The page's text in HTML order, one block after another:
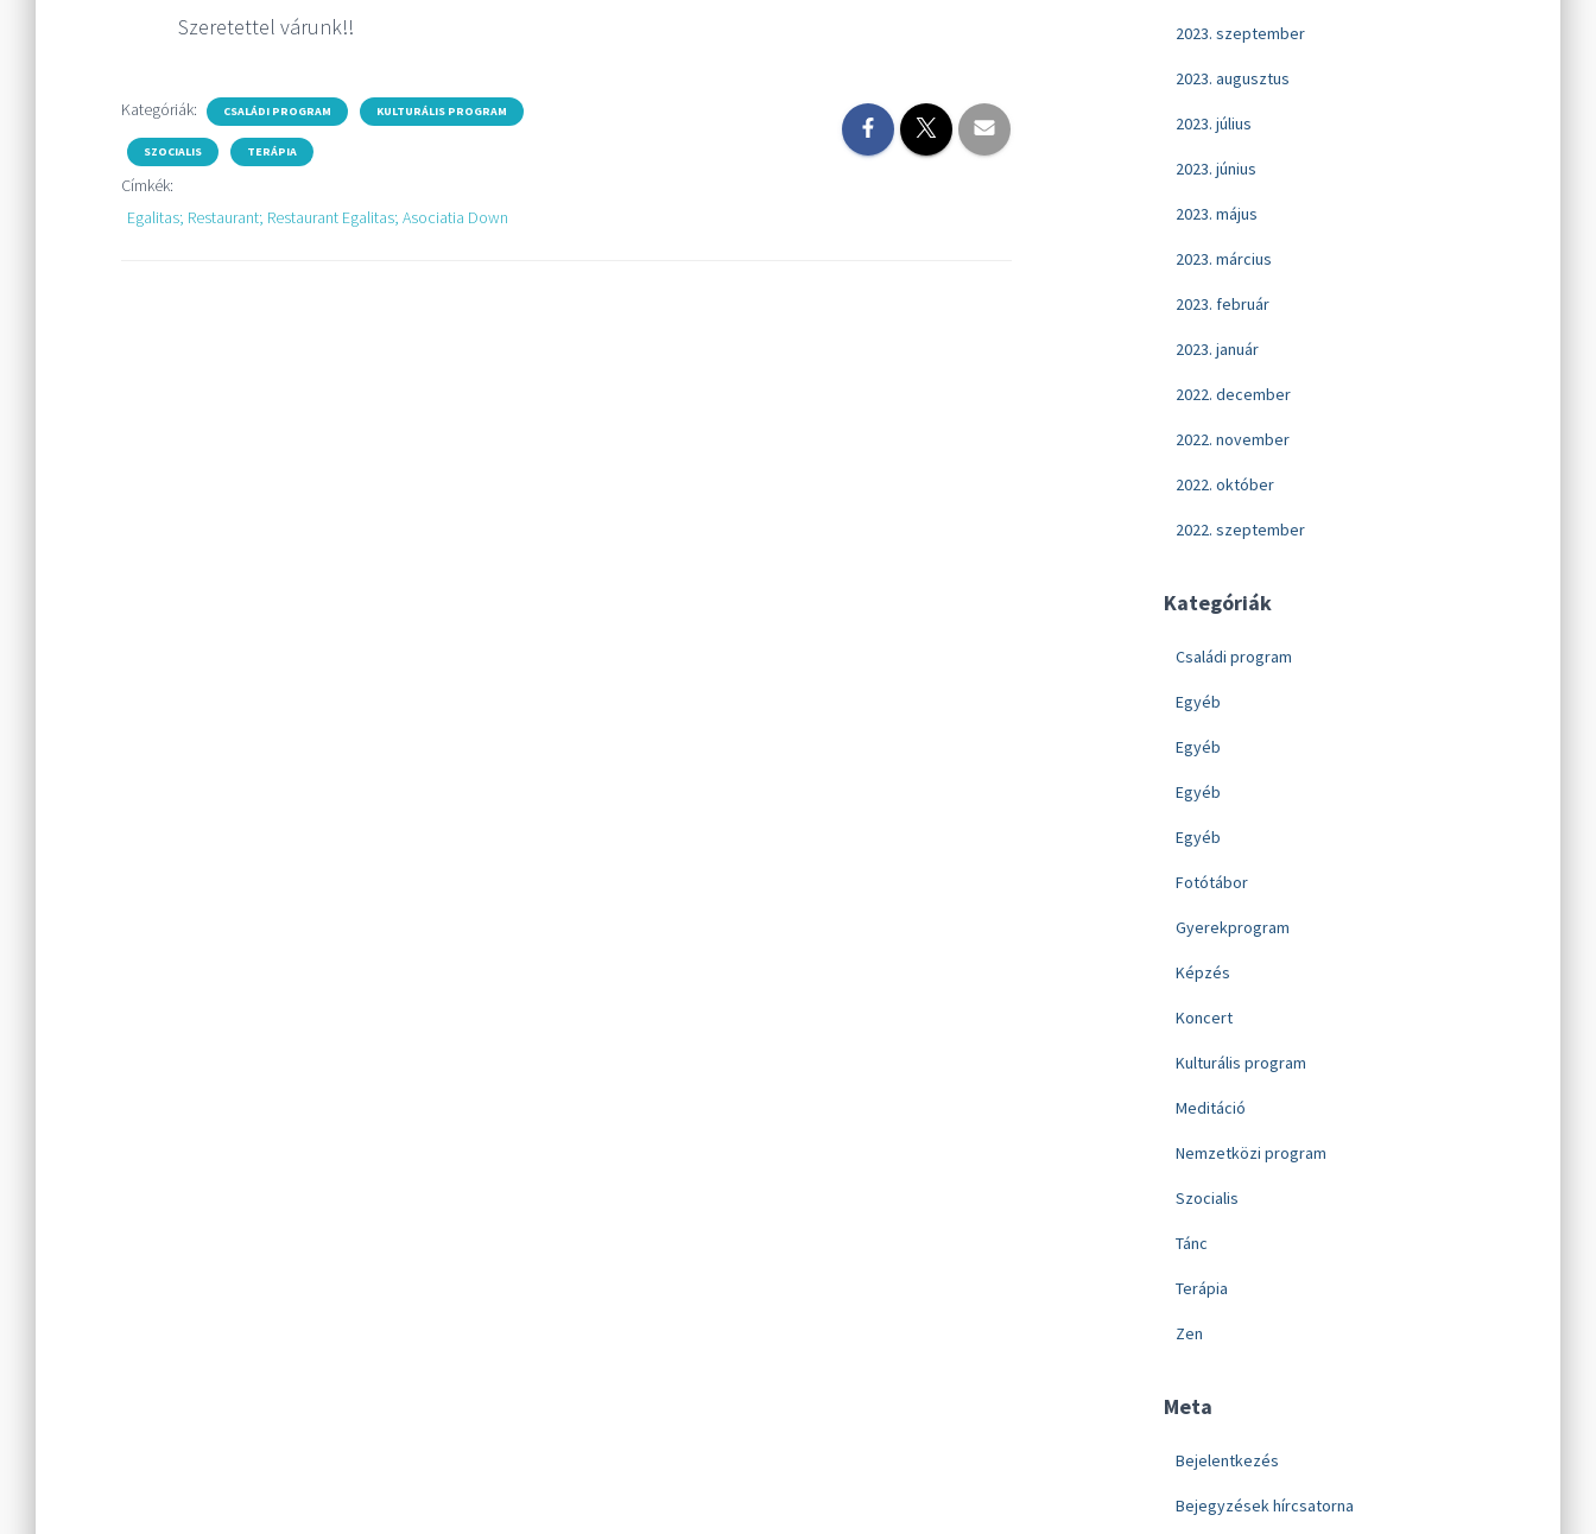
Szeretettel várunk!!
Kategóriák: CSALÁDI PROGRAM KULTURÁLIS PROGRAM
SZOCIALIS TERÁPIA
Címkék:
Egalitas; Restaurant; Restaurant Egalitas; Asociatia Down
2023. szeptember
2023. augusztus
2023. július
2023. június
2023. május
2023. március
2023. február
2023. január
2022. december
2022. november
2022. október
2022. szeptember
Kategóriák
Családi program
Egyéb
Egyéb
Egyéb
Egyéb
Fotótábor
Gyerekprogram
Képzés
Koncert
Kulturális program
Meditáció
Nemzetközi program
Szocialis
Tánc
Terápia
Zen
Meta
Bejelentkezés
Bejegyzések hírcsatorna